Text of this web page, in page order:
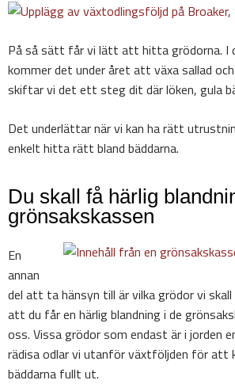
På så sätt får vi lätt att hitta grödorna. I
kommer det under året att växa sallad
skiftar vi det ett steg dit där löken, gula
Det underlättar när vi kan ha rätt
enkelt hitta rätt bland bäddarna.
Du skall få härlig
grönsakskassen
En
annan
del att ta hänsyn till är vilka grödor vi skall
att du får en härlig blandning i de
oss. Vissa grödor som endast är i jorden
rädisa odlar vi utanför växtföljden för att
bäddarna fullt ut.